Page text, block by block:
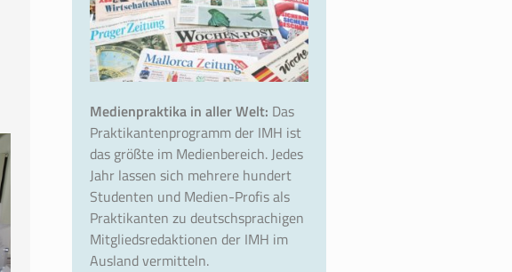
Medienpraktika in aller Welt: Das
Praktikantenprogramm der IMH ist
das größte im Medienbereich. Jedes
Jahr lassen sich mehrere hundert
Studenten und Medien-Profis als
Praktikanten zu deutschsprachigen
Mitgliedsredaktionen der IMH im
Ausland vermitteln.